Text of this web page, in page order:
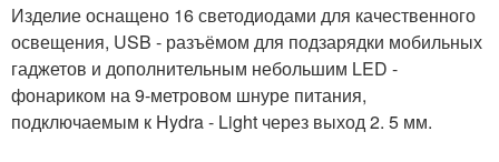
Изделие оснащено 16 светодиодами для качественного
освещения, USB - разъёмом для подзарядки мобильных
гаджетов и дополнительным небольшим LED -
фонариком на 9-метровом шнуре питания,
подключаемым к Hydra - Light через выход 2. 5 мм.